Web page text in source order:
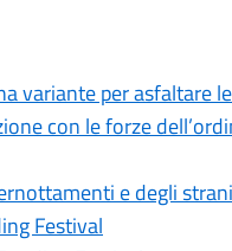
variante per asfaltare
con le forze
e degli
Festival